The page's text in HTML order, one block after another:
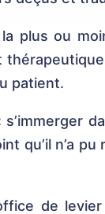
plus ou
patient.
qu’il n’a
de